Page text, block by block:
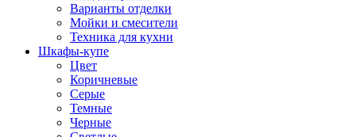
Варианты отделки
Мойки и смесители
Техника для кухни
Шкафы-купе
Цвет
Коричневые
Серые
Темные
Черные